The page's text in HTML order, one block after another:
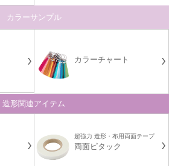
カラーサンプル
カラーチャート
造形関連アイテム
超強力 造形・布用両面テープ
両面ピタック